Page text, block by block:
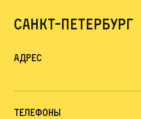
Санкт-Петербург
Адрес
Телефоны